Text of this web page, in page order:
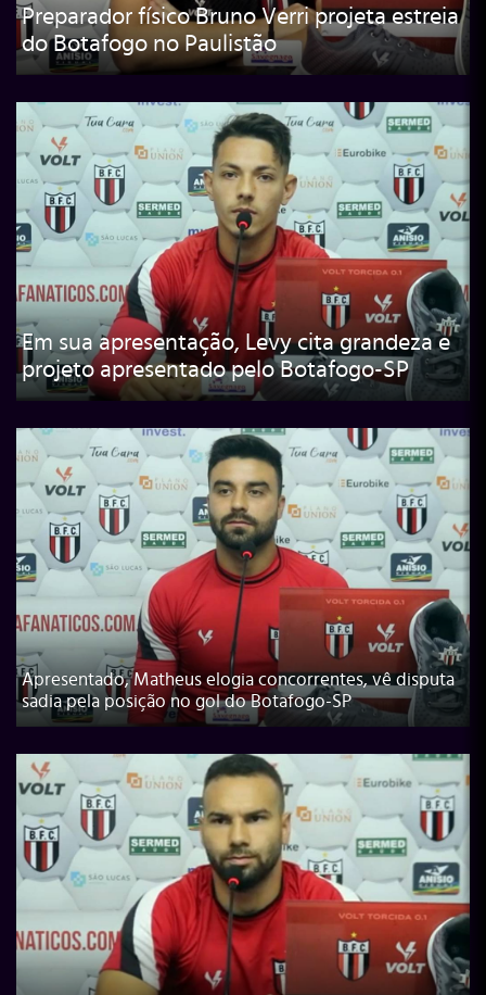
Preparador físico Bruno Verri projeta estreia
do Botafogo no Paulistão
Em sua apresentação, Levy cita grandeza e
projeto apresentado pelo Botafogo-SP
Apresentado, Matheus elogia concorrentes, vê disputa
sadia pela posição no gol do Botafogo-SP